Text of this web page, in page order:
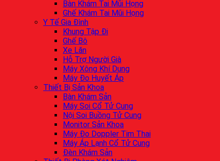
Bàn Khám Tai Mũi Họng
Ghế Khám Tai Mũi Họng
Y Tế Gia Đình
Khung Tập Đi
Ghế Bô
Xe Lăn
Hỗ Trợ Người Già
Máy Xông Khí Dung
Máy Đo Huyết Áp
Thiết Bị Sản Khoa
Bàn Khám Sản
Máy Soi Cổ Tử Cung
Nội Soi Buồng Tử Cung
Monitor Sản Khoa
Máy Đo Doppler Tim Thai
Máy Áp Lạnh Cổ Tử Cung
Đèn Khám Sản